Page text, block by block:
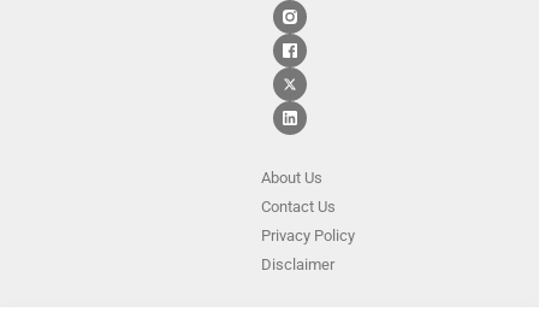
About Us
ContactUs
Privacy Policy
Disclaimer